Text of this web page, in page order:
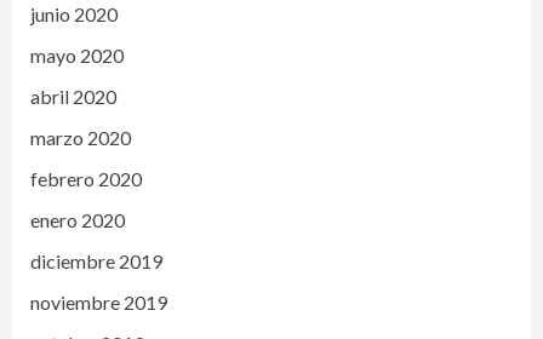
junio 2020
mayo 2020
abril 2020
marzo 2020
febrero 2020
enero 2020
diciembre 2019
noviembre 2019